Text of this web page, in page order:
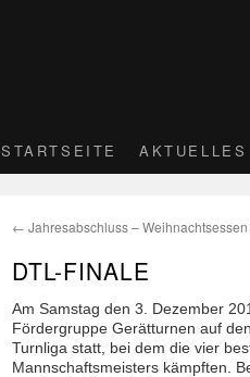
STARTSEITE AKTUELLES
← Jahresabschluss –
DTL-FINALE
Am Samstag den 3. Dezember
Fördergruppe Gerätturnen auf
Turnliga statt, bei dem die vier
Mannschaftsmeisters kämpften.